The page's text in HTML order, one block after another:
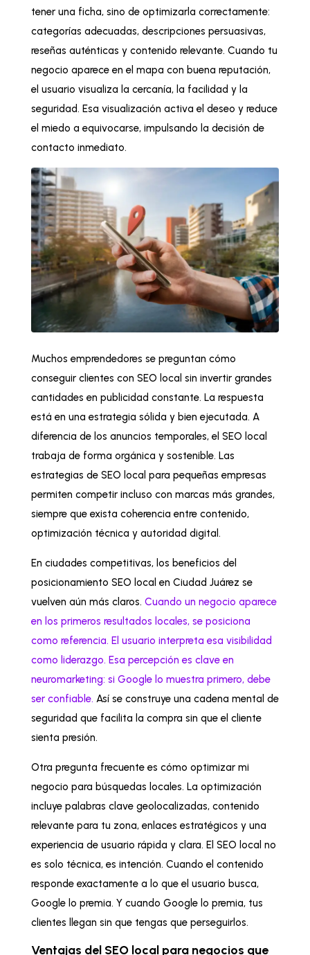
tener una ficha, sino de optimizarla correctamente:
categorías adecuadas, descripciones persuasivas,
reseñas auténticas y contenido relevante. Cuando tu
negocio aparece en el mapa con buena reputación,
el usuario visualiza la cercanía, la facilidad y la
seguridad. Esa visualización activa el deseo y reduce
el miedo a equivocarse, impulsando la decisión de
contacto inmediato.
Muchos emprendedores se preguntan cómo
conseguir clientes con SEO local sin invertir grandes
cantidades en publicidad constante. La respuesta
está en una estrategia sólida y bien ejecutada. A
diferencia de los anuncios temporales, el SEO local
trabaja de forma orgánica y sostenible. Las
estrategias de SEO local para pequeñas empresas
permiten competir incluso con marcas más grandes,
siempre que exista coherencia entre contenido,
optimización técnica y autoridad digital.
En ciudades competitivas, los beneficios del
posicionamiento SEO local en Ciudad Juárez se
vuelven aún más claros. Cuando un negocio aparece
en los primeros resultados locales, se posiciona
como referencia. El usuario interpreta esa visibilidad
como liderazgo. Esa percepción es clave en
neuromarketing: si Google lo muestra primero, debe
ser confiable. Así se construye una cadena mental de
seguridad que facilita la compra sin que el cliente
sienta presión.
Otra pregunta frecuente es cómo optimizar mi
negocio para búsquedas locales. La optimización
incluye palabras clave geolocalizadas, contenido
relevante para tu zona, enlaces estratégicos y una
experiencia de usuario rápida y clara. El SEO local no
es solo técnica, es intención. Cuando el contenido
responde exactamente a lo que el usuario busca,
Google lo premia. Y cuando Google lo premia, tus
clientes llegan sin que tengas que perseguirlos.
Ventajas del SEO local para negocios que